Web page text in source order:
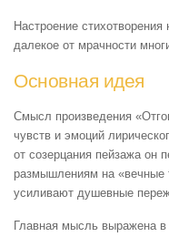
Настроение
далекое от мрачности
Основная идея
Смысл произведения
чувств и эмоций
от созерцания пейзажа он
размышлениям на
усиливают душевные
Главная мысль выражена в